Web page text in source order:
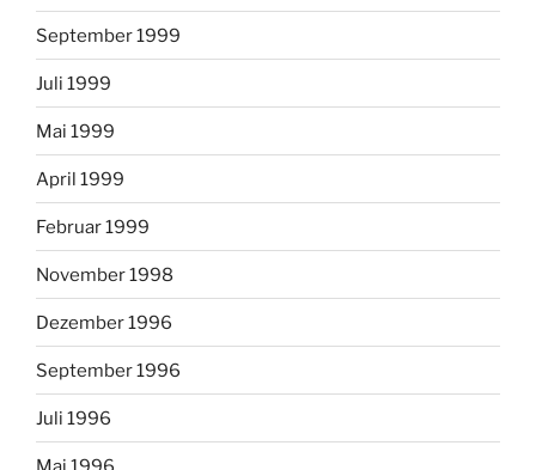
September 1999
Juli 1999
Mai 1999
April 1999
Februar 1999
November 1998
Dezember 1996
September 1996
Juli 1996